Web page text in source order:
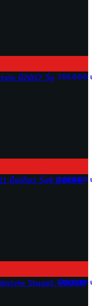
399,000
ปี2017 วิ่ง
749,000
มือเดียว วิ่ง8,000Mi.
649,000
Stage1. ปี2020